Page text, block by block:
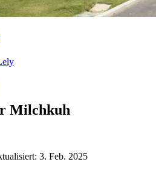
Milchkuh
3. Feb. 2025